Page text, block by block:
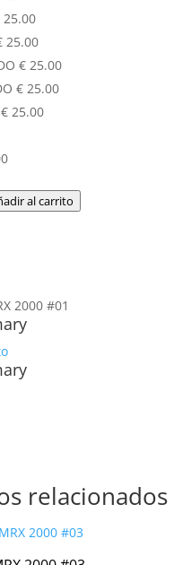
25.00
25.00
€25.00
€25.00
€25.00
al carrito
2000 #01
relacionados